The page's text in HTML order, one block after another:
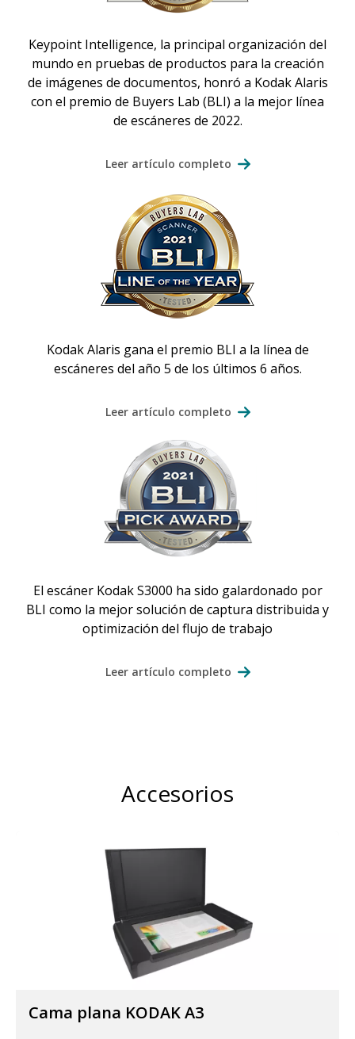
Keypoint Intelligence, la principal organización del
mundo en pruebas de productos para la creación
de imágenes de documentos, honró a Kodak Alaris
con el premio de Buyers Lab (BLI) a la mejor línea
de escáneres de 2022.
Leer artículo completo
Kodak Alaris gana el premio BLI a la línea de
escáneres del año 5 de los últimos 6 años.
Leer artículo completo
El escáner Kodak S3000 ha sido galardonado por
BLI como la mejor solución de captura distribuida y
optimización del flujo de trabajo
Leer artículo completo
Accesorios
Cama plana KODAK A3